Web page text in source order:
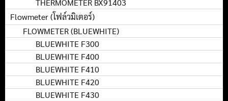
THERMOMETER BX91403
Flowmeter (โฟล์วมิเตอร์)
FLOWMETER (BLUEWHITE)
BLUEWHITE F300
BLUEWHITE F400
BLUEWHITE F410
BLUEWHITE F420
BLUEWHITE F430